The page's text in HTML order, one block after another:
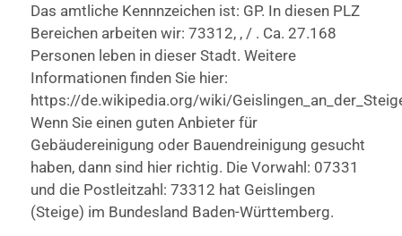
Das amtliche Kennnzeichen ist: GP. In diesen PLZ
Bereichen arbeiten wir: 73312, , / . Ca. 27.168
Personen leben in dieser Stadt. Weitere
Informationen finden Sie hier:
https://de.wikipedia.org/wiki/
Wenn Sie einen guten Anbieter für
Gebäudereinigung oder Bauendreinigung gesucht
haben, dann sind hier richtig. Die Vorwahl: 07331
und die Postleitzahl: 73312 hat Geislingen
(Steige) im Bundesland Baden-Württemberg.